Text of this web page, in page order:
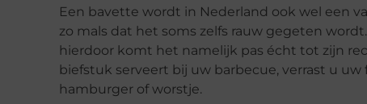
Een bavette wordt in Nederland ook wel een
zo mals dat het soms zelfs rauw gegeten
hierdoor komt het namelijk pas écht tot zijn
biefstuk serveert bij uw barbecue, verrast u
hamburger of worstje.